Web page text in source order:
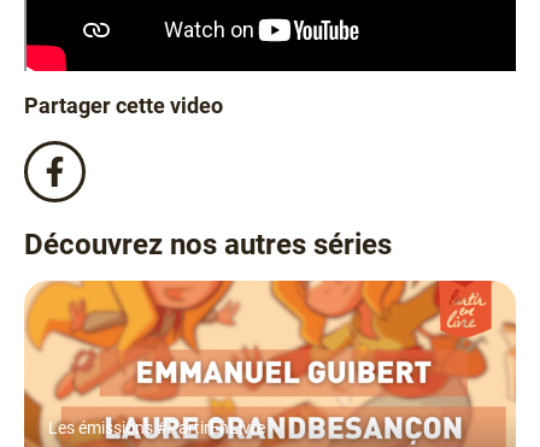
Partager cette video
Partagez
cette
video
sur
Découvrez nos autres séries
Type
Les émissions #PartirEnLivre